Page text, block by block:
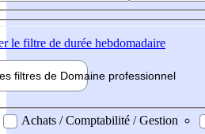
le filtre de durée hebdomadaire
filtres de Domaine professionnel
professionel
Achats / Comptabilité / Gestion